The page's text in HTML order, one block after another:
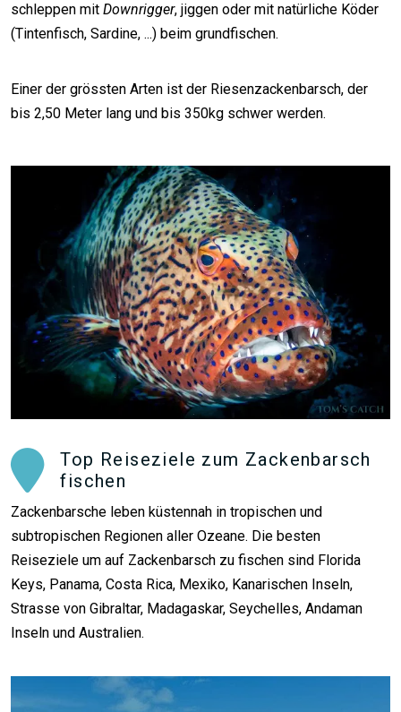
schleppen mit Downrigger, jiggen oder mit natürliche Köder
(Tintenfisch, Sardine, ...) beim grundfischen.
Einer der grössten Arten ist der Riesenzackenbarsch, der
bis 2,50 Meter lang und bis 350kg schwer werden.
Top Reiseziele zum Zackenbarsch
fischen
Zackenbarsche leben küstennah in tropischen und
subtropischen Regionen aller Ozeane. Die besten
Reiseziele um auf Zackenbarsch zu fischen sind Florida
Keys, Panama, Costa Rica, Mexiko, Kanarischen Inseln,
Strasse von Gibraltar, Madagaskar, Seychelles, Andaman
Inseln und Australien.